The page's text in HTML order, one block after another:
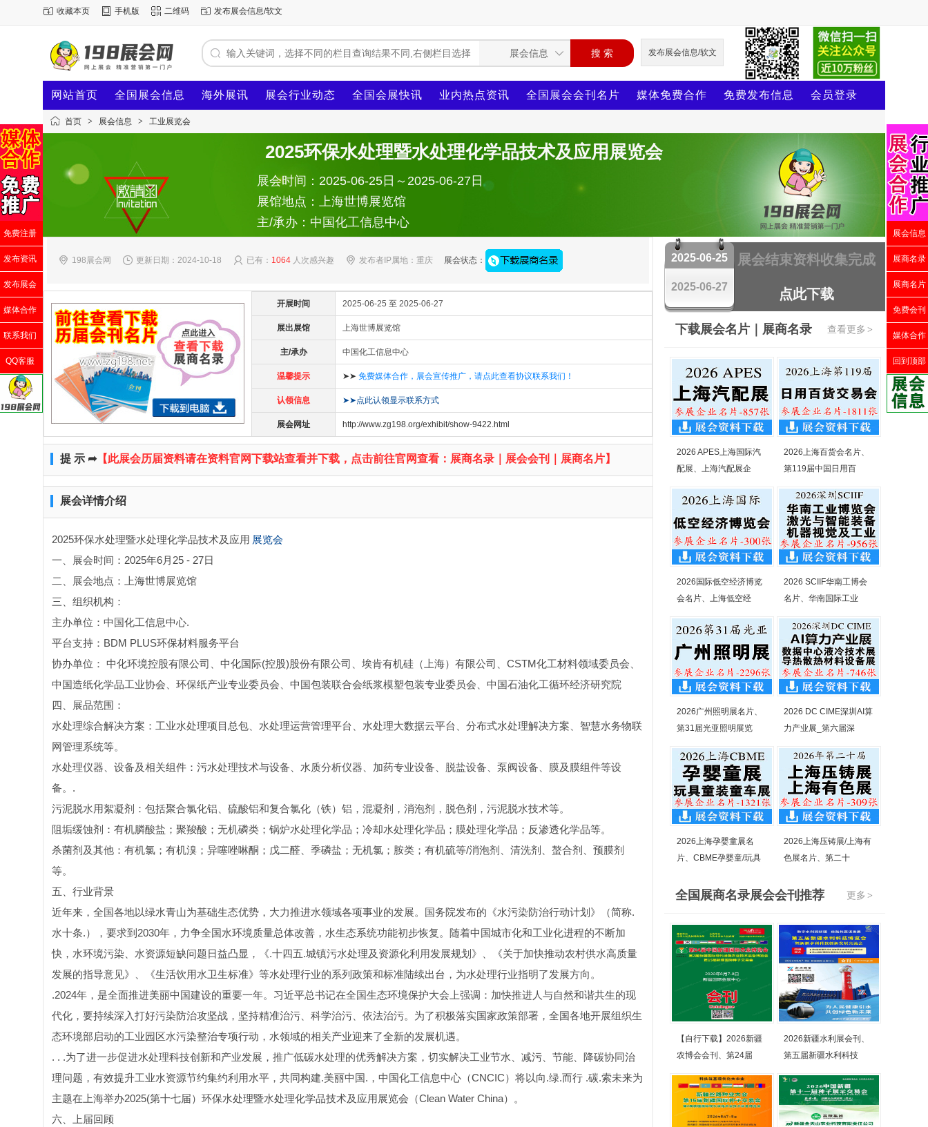
收藏本页 手机版 二维码 发布展会信息/软文
发布展会信息/软文
网站首页 全国展会信息 海外展讯 展会行业动态 全国会展快讯 业内热点资讯 全国展会会刊名片 媒体免费合作 免费发布信息 会员登录
首页 > 展会信息 > 工业展览会
2025环保水处理暨水处理化学品技术及应用展览会
展会时间：2025-06-25日～2025-06-27日
展馆地点：上海世博展览馆
主/承办：中国化工信息中心
198展会网 更新日期：2024-10-18 已有： 1064 人次感兴趣 发布者IP属地：重庆 展会状态：
开展时间 2025-06-25 至 2025-06-27
展出展馆 上海世博展览馆
主/承办 中国化工信息中心
温馨提示 ➤➤ 免费媒体合作，展会宣传推广，请点此查看协议联系我们！
认领信息 ➤➤点此认领显示联系方式
展会网址 http://www.zg198.org/exhibit/show-9422.html
提 示 ➦【此展会历届资料请在资料官网下载站查看并下载，点击前往官网查看：展商名录｜展会会刊｜展商名片】
展会详情介绍
2025环保水处理暨水处理化学品技术及应用 展览会
一、展会时间：2025年6月25 - 27日
二、展会地点：上海世博展览馆
三、组织机构：
主办单位：中国化工信息中心.
平台支持：BDM PLUS环保材料服务平台
协办单位： 中化环境控股有限公司、中化国际(控股)股份有限公司、埃肯有机硅（上海）有限公司、CSTM化工材料领域委员会、
中国造纸化学品工业协会、环保纸产业专业委员会、中国包装联合会纸浆模塑包装专业委员会、中国石油化工循环经济研究院
四、展品范围：
水处理综合解决方案：工业水处理项目总包、水处理运营管理平台、水处理大数据云平台、分布式水处理解决方案、智慧水务物联
网管理系统等。
水处理仪器、设备及相关组件：污水处理技术与设备、水质分析仪器、加药专业设备、脱盐设备、泵阀设备、膜及膜组件等设
备。.
污泥脱水用絮凝剂：包括聚合氯化铝、硫酸铝和复合氯化（铁）铝，混凝剂，消泡剂，脱色剂，污泥脱水技术等。
阻垢缓蚀剂：有机膦酸盐；聚羧酸；无机磷类；锅炉水处理化学品；冷却水处理化学品；膜处理化学品；反渗透化学品等。
杀菌剂及其他：有机氯；有机溴；异噻唑啉酮；戊二醛、季磷盐；无机氯；胺类；有机硫等/消泡剂、清洗剂、螯合剂、预膜剂
等。
五、行业背景
近年来，全国各地以绿水青山为基础生态优势，大力推进水领域各项事业的发展。国务院发布的《水污染防治行动计划》（简称.
水十条.），要求到2030年，力争全国水环境质量总体改善，水生态系统功能初步恢复。随着中国城市化和工业化进程的不断加
快，水环境污染、水资源短缺问题日益凸显，《.十四五.城镇污水处理及资源化利用发展规划》、《关于加快推动农村供水高质量
发展的指导意见》、《生活饮用水卫生标准》等水处理行业的系列政策和标准陆续出台，为水处理行业指明了发展方向。
.2024年，是全面推进美丽中国建设的重要一年。习近平总书记在全国生态环境保护大会上强调：加快推进人与自然和谐共生的现
代化，要持续深入打好污染防治攻坚战，坚持精准治污、科学治污、依法治污。为了积极落实国家政策部署，全国各地开展组织生
态环境部启动的工业园区水污染整治专项行动，水领域的相关产业迎来了全新的发展机遇。
. . .为了进一步促进水处理科技创新和产业发展，推广低碳水处理的优秀解决方案，切实解决工业节水、减污、节能、降碳协同治
理问题，有效提升工业水资源节约集约利用水平，共同构建.美丽中国.，中国化工信息中心（CNCIC）将以向.绿.而行 .碳.索未来为
主题在上海举办2025(第十七届）环保水处理暨水处理化学品技术及应用展览会（Clean Water China）。
六、上届回顾
2025-06-25
2025-06-27
展会结束资料收集完成
点此下载
查看更多 >
下载展会名片｜展商名录
2026 APES上海国际汽
配展、上海汽配展企
2026上海百货会名片、
第119届中国日用百
2026国际低空经济博览
会名片、上海低空经
2026 SCIIF华南工博会
名片、华南国际工业
2026广州照明展名片、
第31届光亚照明展览
2026 DC CIME深圳AI算
力产业展_第六届深
2026上海孕婴童展名
片、CBME孕婴童/玩具
2026上海压铸展/上海有
色展名片、第二十
更多 >
全国展商名录展会会刊推荐
【自行下载】2026新疆
农博会会刊、第24届
2026新疆水利展会刊、
第五届新疆水利科技
免费注册
发布资讯
发布展会
媒体合作
联系我们
QQ客服
展会信息
展商名录
展商名片
免费会刊
媒体合作
回到顶部